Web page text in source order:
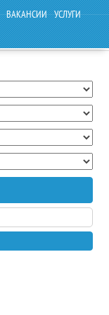
ВАКАНСИИ УСЛУГИ